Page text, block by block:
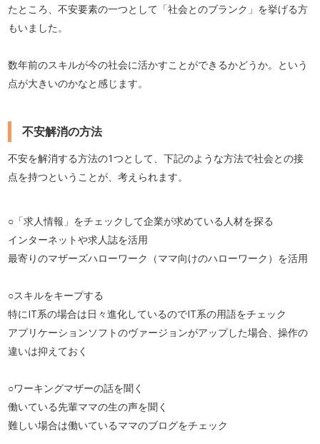
たところ、不安要素の一つとして「社会とのブランク」を挙げる方
もいました。
数年前のスキルが今の社会に活かすことができるかどうか。という
点が大きいのかなと感じます。
不安解消の方法
不安を解消する方法の1つとして、下記のような方法で社会との接
点を持つということが、考えられます。
○「求人情報」をチェックして企業が求めている人材を探る
インターネットや求人誌を活用
最寄りのマザーズハローワーク（ママ向けのハローワーク）を活用
○スキルをキープする
特にIT系の場合は日々進化しているのでIT系の用語をチェック
アプリケーションソフトのヴァージョンがアップした場合、操作の
違いは抑えておく
○ワーキングマザーの話を聞く
働いている先輩ママの生の声を聞く
難しい場合は働いているママのブログをチェック